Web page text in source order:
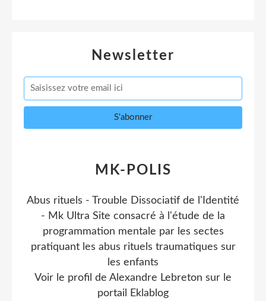
Newsletter
MK-POLIS
Abus rituels - Trouble Dissociatif de l'Identité
- Mk Ultra Site consacré à l'étude de la
programmation mentale par les sectes
pratiquant les abus rituels traumatiques sur
les enfants
Voir le profil de Alexandre Lebreton sur le
portail Eklablog